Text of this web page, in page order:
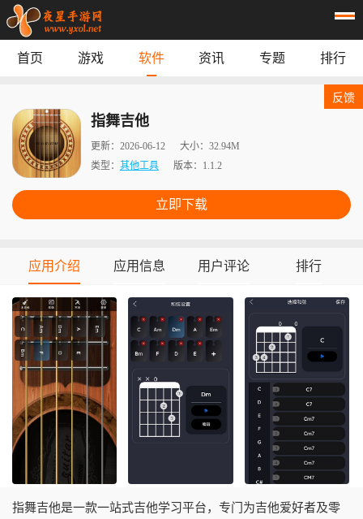
专题 榜单
首页 游戏 软件 资讯 专题 排行
指舞吉他
更新： 2026-06-12 大小： 32.94M
类型： 其他工具 版本： 1.1.2
立即下载
反馈
应用介绍 应用信息 用户评论 排行
指舞吉他是一款一站式吉他学习平台，专门为吉他爱好者及零